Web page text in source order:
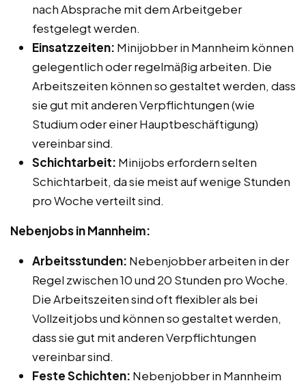
nach Absprache mit dem Arbeitgeber
festgelegt werden.
Einsatzzeiten: Minijobber in Mannheim können
gelegentlich oder regelmäßig arbeiten. Die
Arbeitszeiten können so gestaltet werden, dass
sie gut mit anderen Verpflichtungen (wie
Studium oder einer Hauptbeschäftigung)
vereinbar sind.
Schichtarbeit: Minijobs erfordern selten
Schichtarbeit, da sie meist auf wenige Stunden
pro Woche verteilt sind.
Nebenjobs in Mannheim:
Arbeitsstunden: Nebenjobber arbeiten in der
Regel zwischen 10 und 20 Stunden pro Woche.
Die Arbeitszeiten sind oft flexibler als bei
Vollzeitjobs und können so gestaltet werden,
dass sie gut mit anderen Verpflichtungen
vereinbar sind.
Feste Schichten: Nebenjobber in Mannheim